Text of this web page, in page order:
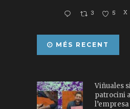
3 5 X
MÉS RECENT
Viñuales
patrocini
l’empresa